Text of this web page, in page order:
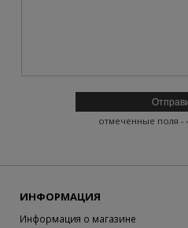
отмеченные поля -
ИНФОРМАЦИЯ
Информация о магазине